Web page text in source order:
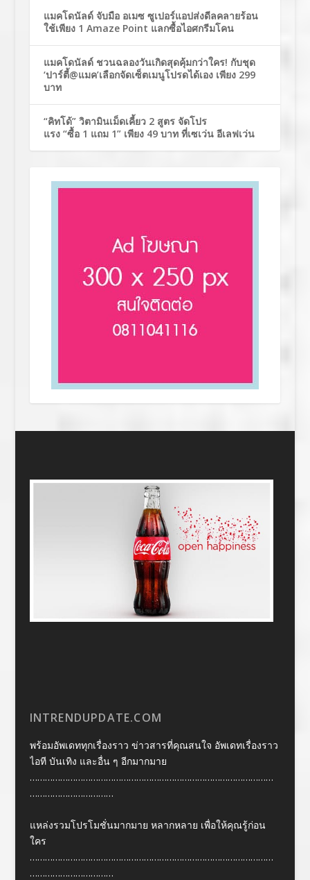
แมคโดนัลด์ จับมือ อเมซ ซูเปอร์แอปส่งดีลคลายร้อน
ใช้เพียง 1 Amaze Point แลกซื้อไอศกรีมโคน
แมคโดนัลด์ ชวนฉลองวันเกิดสุดคุ้มกว่าใคร! กับชุด
‘ปาร์ตี้@แมค’เลือกจัดเซ็ตเมนูโปรดได้เอง เพียง 299
บาท
“คิทโด้” วิตามินเม็ดเคี้ยว 2 สูตร จัดโปร
แรง “ซื้อ 1 แถม 1” เพียง 49 บาท ที่เซเว่น อีเลฟเว่น
INTRENDUPDATE.COM
พร้อมอัพเดททุกเรื่องราว ข่าวสารที่คุณสนใจ อัพเดทเรื่องราว
ไอที บันเทิง และอื่น ๆ อีกมากมาย
……………………………………………………………………………………
……………………………
แหล่งรวมโปรโมชั่นมากมาย หลากหลาย เพื่อให้คุณรู้ก่อน
ใคร
……………………………………………………………………………………
……………………………